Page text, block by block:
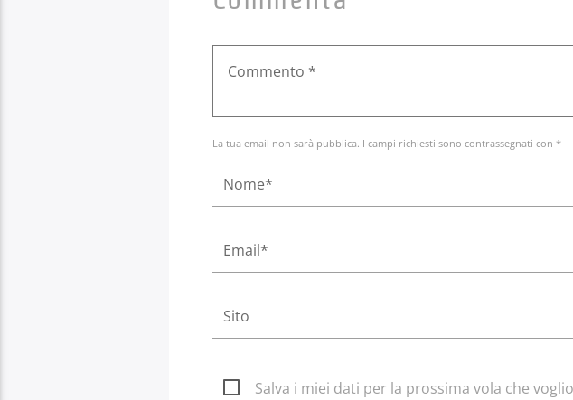
La tua email non sarà pubblica. I campi richiesti sono contrassegnati con *
Salva i miei dati per la prossima vola che